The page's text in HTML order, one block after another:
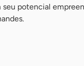
potencial